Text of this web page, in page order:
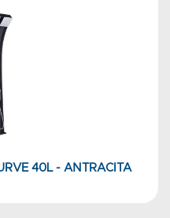
40L - ANTRACITA